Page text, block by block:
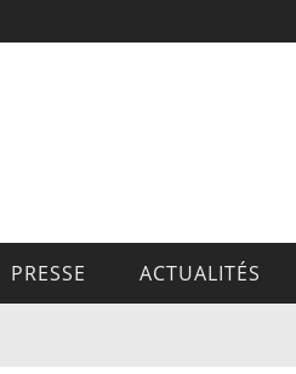
PRESSE ACTUALITÉS